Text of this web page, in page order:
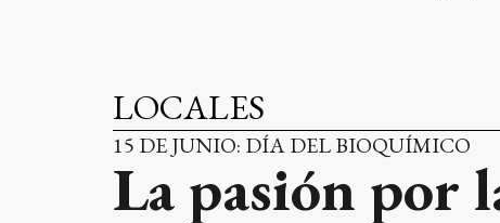
LOCALES
15 DE JUNIO: DÍA DEL BIOQUÍMICO
La pasión por